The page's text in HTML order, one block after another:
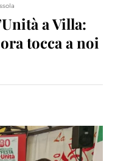
a Villa:
tocca a noi